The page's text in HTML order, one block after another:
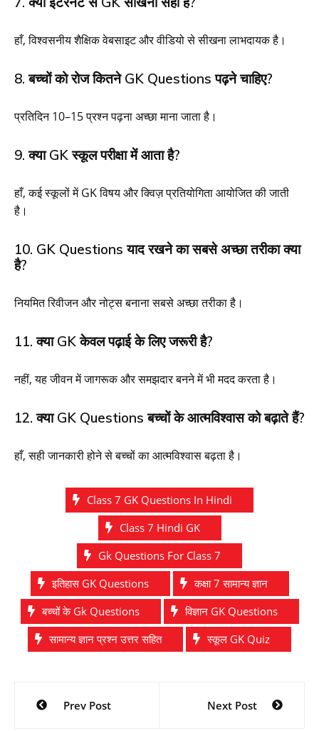
हाँ, विश्वसनीय शैक्षिक वेबसाइट और वीडियो से सीखना लाभदायक है।
8. बच्चों को रोज कितने GK Questions पढ़ने चाहिए?
प्रतिदिन 10–15 प्रश्न पढ़ना अच्छा माना जाता है।
9. क्या GK स्कूल परीक्षा में आता है?
हाँ, कई स्कूलों में GK विषय और क्विज़ प्रतियोगिता आयोजित की जाती
है।
10. GK Questions याद रखने का सबसे अच्छा तरीका क्या
है?
नियमित रिवीजन और नोट्स बनाना सबसे अच्छा तरीका है।
11. क्या GK केवल पढ़ाई के लिए जरूरी है?
नहीं, यह जीवन में जागरूक और समझदार बनने में भी मदद करता है।
12. क्या GK Questions बच्चों के आत्मविश्वास को बढ़ाते हैं?
हाँ, सही जानकारी होने से बच्चों का आत्मविश्वास बढ़ता है।
Class 7 GK Questions In Hindi
Class 7 Hindi GK
Gk Questions For Class 7
इतिहास GK Questions
कक्षा 7 सामान्य ज्ञान
बच्चों के Gk Questions
विज्ञान GK Questions
सामान्य ज्ञान प्रश्न उत्तर सहित
स्कूल GK Quiz
Post
navigation
Prev Post Next Post